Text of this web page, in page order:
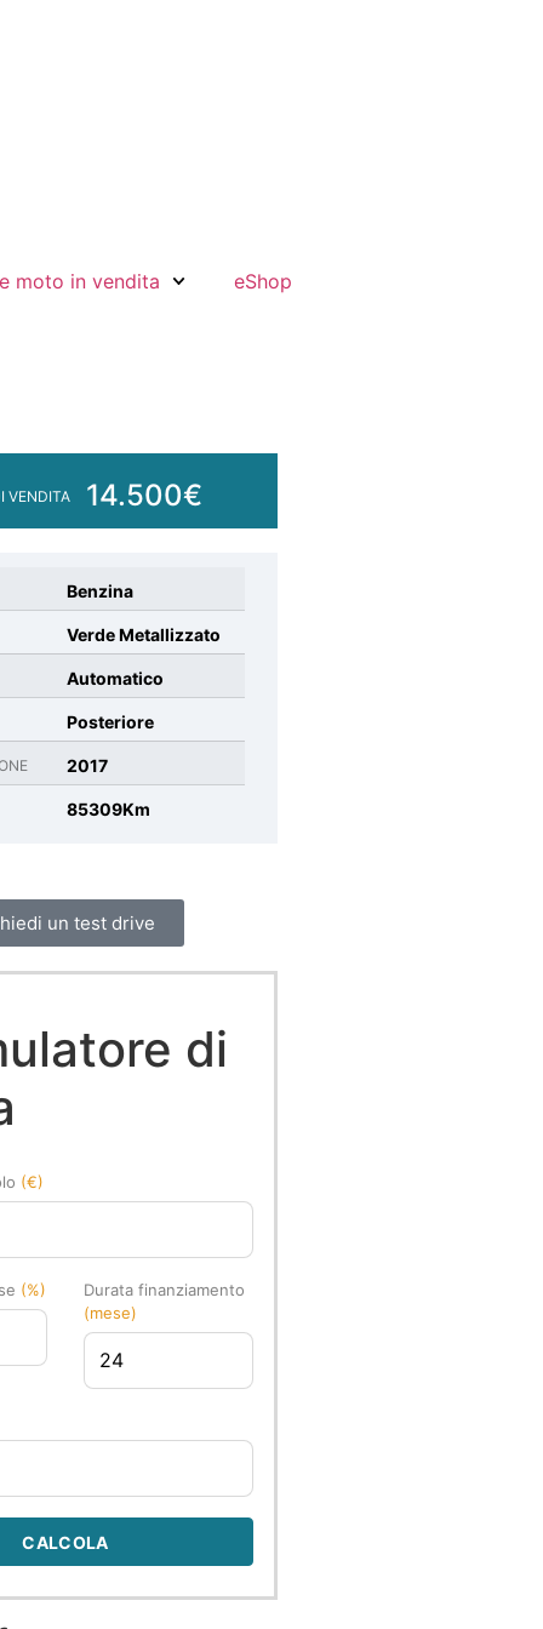
moto in vendita eShop
VENDITA 14.500€
Benzina
Verde Metallizzato
Automatico
Posteriore
2017
85309Km
un test drive
di
(€)
(%)
Durata finanziamento
(mese)
CALCOLA